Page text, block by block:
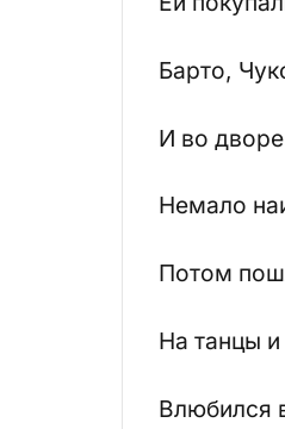
Барто,
И во
Немало
Потом
На танцы
Влюбился